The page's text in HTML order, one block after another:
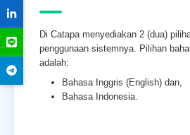
Di Catapa menyediakan 2 (dua)
penggunaan sistemnya. Pilihan
adalah:
Bahasa Inggris (English) dan,
Bahasa Indonesia.